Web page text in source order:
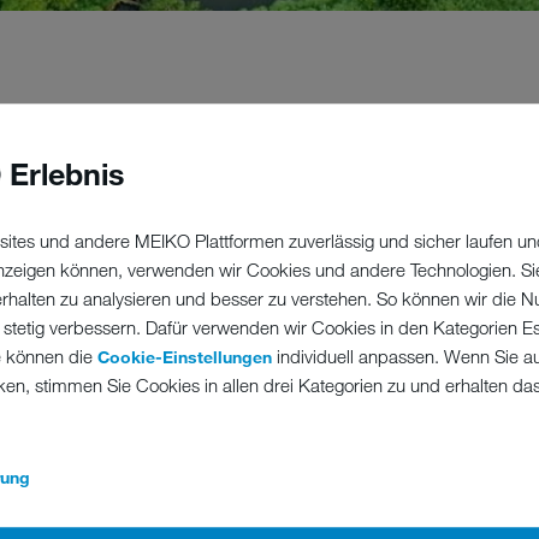
Erlebnis
und andere MEIKO Plattformen zuverlässig und sicher laufen
können, verwenden wir Cookies und andere Technologien.
zu analysieren und besser zu verstehen. So können wir die
verbessern. Dafür verwenden wir Cookies in den Kategorien
können die Cookie-Einstellungen individuell anpassen. Wenn Sie
stimmen Sie Cookies in allen drei Kategorien zu und erhalten
hat Nachhaltigkeit
ROHS
RESTRICTION OF HAZARDOUS
SUBSTANCES
Die EU RoHS definiert Beschränkungen für
Flammschutzmittel aber auch Weichmacher